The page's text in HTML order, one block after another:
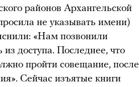
районов Архангельской
не указывать имени)
«Нам позвонили
доступа. Последнее, что
пройти совещание, после
Сейчас изъятые книги